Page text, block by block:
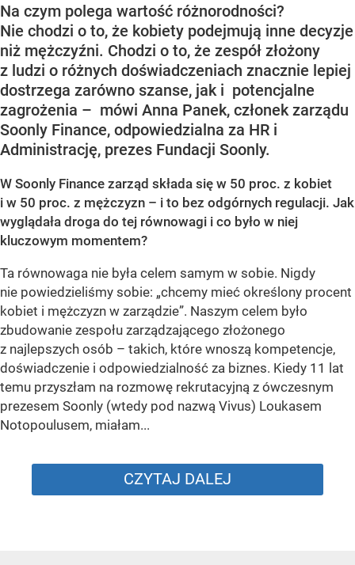
Na czym polega wartość różnorodności?
Nie chodzi o to, że kobiety podejmują inne decyzje
niż mężczyźni. Chodzi o to, że zespół złożony
z ludzi o różnych doświadczeniach znacznie lepiej
dostrzega zarówno szanse, jak i potencjalne
zagrożenia – mówi Anna Panek, członek zarządu
Soonly Finance, odpowiedzialna za HR i
Administrację, prezes Fundacji Soonly.
W Soonly Finance zarząd składa się w 50 proc. z kobiet
i w 50 proc. z mężczyzn – i to bez odgórnych regulacji. Jak
wyglądała droga do tej równowagi i co było w niej
kluczowym momentem?
Ta równowaga nie była celem samym w sobie. Nigdy
nie powiedzieliśmy sobie: „chcemy mieć określony procent
kobiet i mężczyzn w zarządzie”. Naszym celem było
zbudowanie zespołu zarządzającego złożonego
z najlepszych osób – takich, które wnoszą kompetencje,
doświadczenie i odpowiedzialność za biznes. Kiedy 11 lat
temu przyszłam na rozmowę rekrutacyjną z ówczesnym
prezesem Soonly (wtedy pod nazwą Vivus) Loukasem
Notopoulusem, miałam...
CZYTAJ DALEJ